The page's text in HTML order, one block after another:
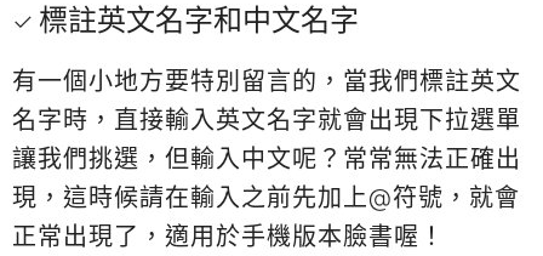
標註英文名字和中文名字
有一個小地方要特別留言的，當我們標註英文
名字時，直接輸入英文名字就會出現下拉選單
讓我們挑選，但輸入中文呢？常常無法正確出
現，這時候請在輸入之前先加上@符號，就會
正常出現了，適用於手機版本臉書喔！